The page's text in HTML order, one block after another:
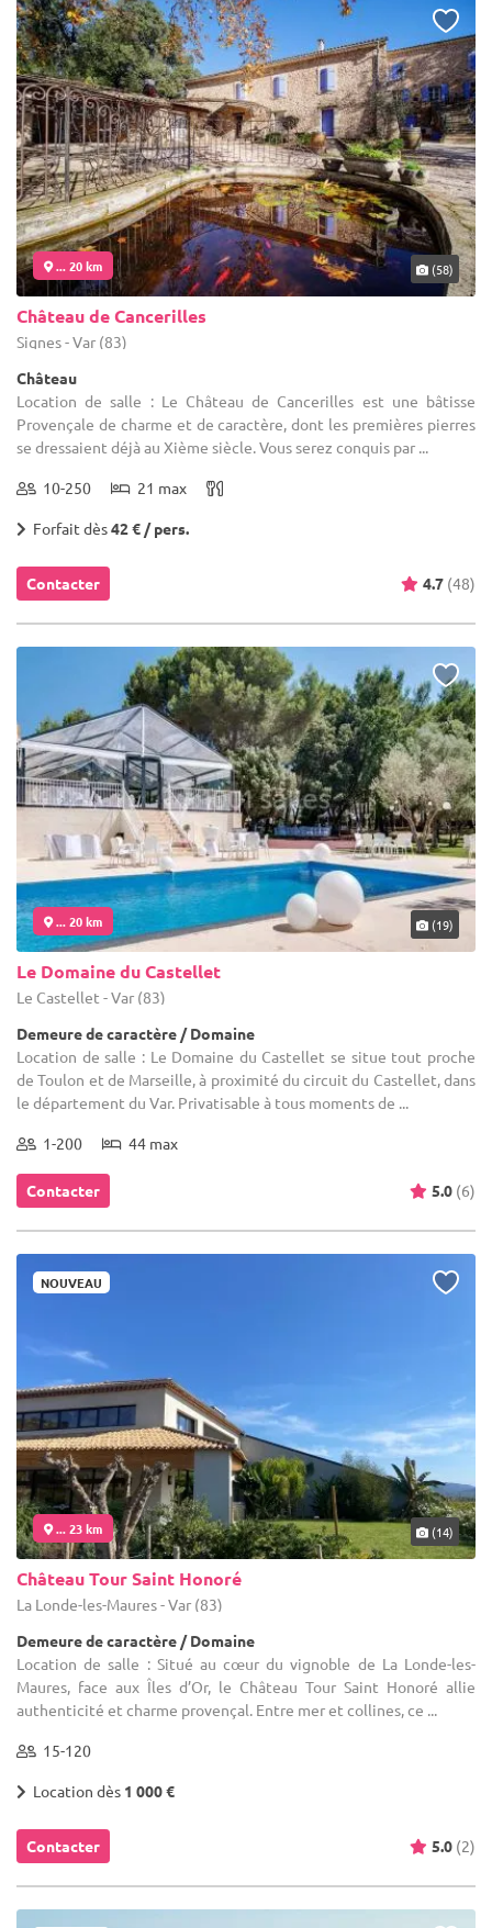
... 20 km (58)
Château de Cancerilles
Signes - Var (83)
Château
Location de salle : Le Château de Cancerilles est une bâtisse
Provençale de charme et de caractère, dont les premières pierres
se dressaient déjà au Xième siècle. Vous serez conquis par ...
10-250 21 max
Forfait dès42 € / pers.
Contacter 4.7 (48)
... 20 km (19)
Le Domaine du Castellet
Le Castellet - Var (83)
Demeure de caractère / Domaine
Location de salle : Le Domaine du Castellet se situe tout proche
de Toulon et de Marseille, à proximité du circuit du Castellet, dans
le département du Var. Privatisable à tous moments de ...
1-200 44 max
Contacter 5.0 (6)
NOUVEAU
... 23 km (14)
Château Tour Saint Honoré
La Londe-les-Maures - Var (83)
Demeure de caractère / Domaine
Location de salle : Situé au cœur du vignoble de La Londe-les-
Maures, face aux Îles d’Or, le Château Tour Saint Honoré allie
authenticité et charme provençal. Entre mer et collines, ce ...
15-120
Location dès 1 000 €
Contacter 5.0 (2)